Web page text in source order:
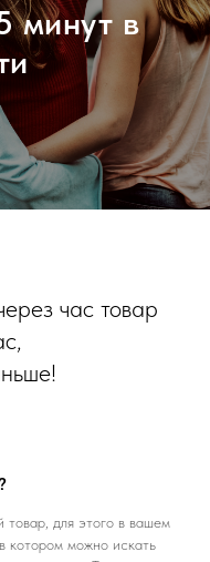
минут в
час товар
товар, для этого в вашем
котором можно искать